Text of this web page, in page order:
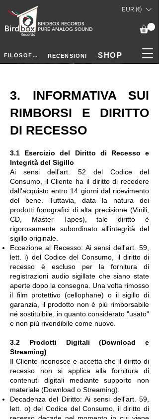
BIRDBOX RECORDS
PURE ANALOG SOUND
EUR (€)
FILOSOFIA RECENSIONI SHOP
3. INFORMATIVA SUI
RIMBORSI E DIRITTO
DI RECESSO
3.1 Esercizio del Diritto di Recesso e
Integrità del Sigillo
Ai sensi dell’art. 52 del Codice del
Consumo, il Cliente ha il diritto di recedere
dall'acquisto entro 14 giorni dal ricevimento
del bene. Tuttavia, data la natura dei
prodotti fonografici di alta precisione (Vinili,
CD, Master Tapes), tale diritto è
rigorosamente subordinato all'integrità del
sigillo originale.
Eccezione al Recesso: Ai sensi dell'art. 59,
lett. i) del Codice del Consumo, il diritto di
recesso è escluso per la fornitura di
registrazioni audio sigillate che siano state
aperte dopo la consegna. Una volta rimosso
il film protettivo (cellophane) o il sigillo di
garanzia, il prodotto non è più rimborsabile
né sostituibile, in quanto considerato "usato"
e non più rivendibile come nuovo.
3.2 Prodotti Digitali (Download e
Streaming)
Il Cliente riconosce e accetta che il diritto di
recesso non si applica alla fornitura di
contenuti digitali mediante supporto non
materiale (Download o Streaming).
Decadenza del Diritto: Ai sensi dell'art. 59,
lett. o) del Codice del Consumo, il diritto di